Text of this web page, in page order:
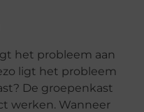
het probleem aan
ligt het probleem
De groepenkast
werken. Wanneer